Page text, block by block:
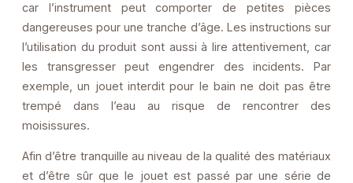
car l’instrument peut comporter de petites pièces
dangereuses pour une tranche d’âge. Les instructions sur
l’utilisation du produit sont aussi à lire attentivement, car
les transgresser peut engendrer des incidents. Par
exemple, un jouet interdit pour le bain ne doit pas être
trempé dans l’eau au risque de rencontrer des
moisissures.
Afin d’être tranquille au niveau de la qualité des matériaux
et d’être sûr que le jouet est passé par une série de